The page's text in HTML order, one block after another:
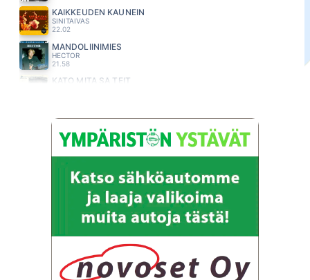
KAIKKEUDEN KAUNEIN
SINITAIVAS
22.02
MANDOLIINIMIES
HECTOR
21.58
KATO MITÄ SÄ TEIT
ERIC CLAPTON
21.51
OMENANKUKKIA
LAURA NÄRHI
21.47
UN BREAK MY HEART
TONI BRAXTON
VEITSENTERÄLLÄ
21.40
MITA SEN ON VALIA
LEMMENKLAANI
21.36